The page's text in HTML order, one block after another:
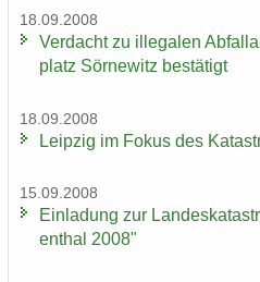
18.09.2008
Ver­dacht zu il­le­ga­len
platz Sör­ne­witz be­stä­tigt
18.09.2008
Leip­zig im Fokus des
15.09.2008
Ein­la­dung zur
en­thal 2008"